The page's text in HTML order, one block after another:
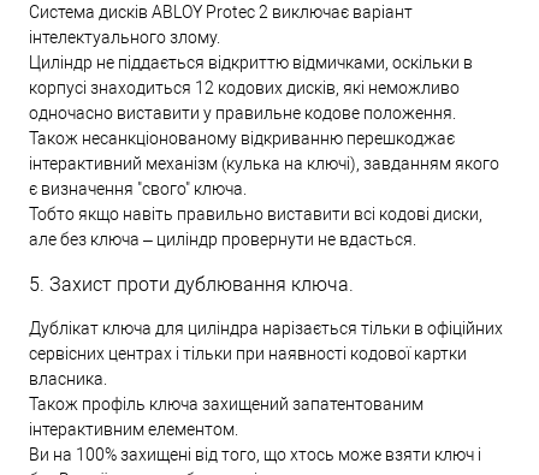
Система дисків ABLOY Protec 2 виключає варіант
інтелектуального злому.
Циліндр не піддається відкриттю відмичками, оскільки в
корпусі знаходиться 12 кодових дисків, які неможливо
одночасно виставити у правильне кодове положення.
Також несанкціонованому відкриванню перешкоджає
інтерактивний механізм (кулька на ключі), завданням якого
є визначення "свого" ключа.
Тобто якщо навіть правильно виставити всі кодові диски,
але без ключа – циліндр провернути не вдасться.
5. Захист проти дублювання ключа.
Дублікат ключа для циліндра нарізається тільки в офіційних
сервісних центрах і тільки при наявності кодової картки
власника.
Також профіль ключа захищений запатентованим
інтерактивним елементом.
Ви на 100% захищені від того, що хтось може взяти ключ і